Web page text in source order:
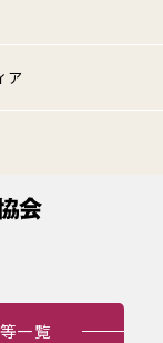
ア
一覧